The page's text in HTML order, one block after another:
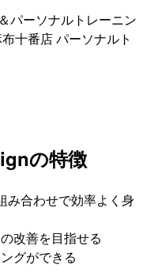
パーソナルトレーニン
十番店 パーソナルト
の特徴
み合わせで効率よく身
改善を目指せる
グができる